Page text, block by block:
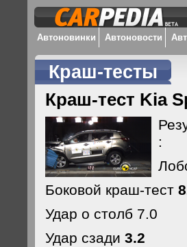
Автоновинки Автоновости
Краш-тесты
Краш-тест Kia
:
Боковой краш-тест
Удар о столб 7.0
Удар сзади 3.2